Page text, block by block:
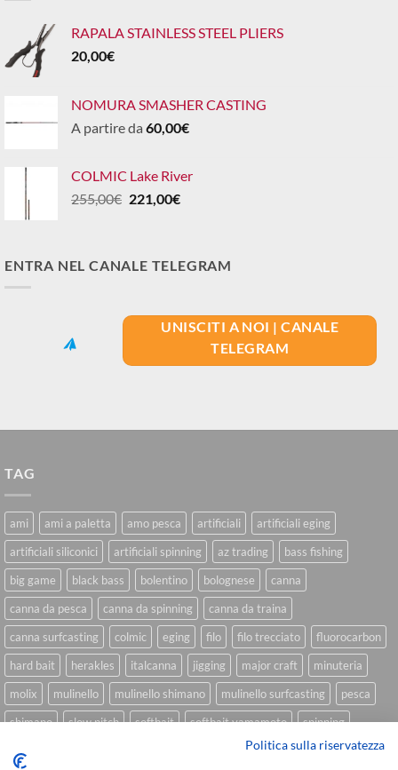
RAPALA STAINLESS STEEL PLIERS
20,00€
NOMURA SMASHER CASTING
A partire da 60,00€
COLMIC Lake River
255,00€ Il
255,00€.
221,00€Il
221,00€.
ENTRA NEL CANALE TELEGRAM
UNISCITI A NOI | CANALE
TELEGRAM
TAG
ami ami a paletta amo pesca artificiali
artificiali eging
artificiali siliconici
artificiali spinning az trading
bass fishing
big game
black bass bolentino bolognese
canna
canna da pesca
canna da spinning
canna da traina
canna surfcasting
colmic eging filo filo trecciato
fluorocarbon
hard bait
herakles italcanna jigging major craft
minuteria
molix
mulinello mulinello shimano mulinello surfcasting
pesca
shimano
slow pitch softbait softbait yamamoto
spinning
spinning inshore
trecciato trolling tubertini
Politica sulla riservatezza